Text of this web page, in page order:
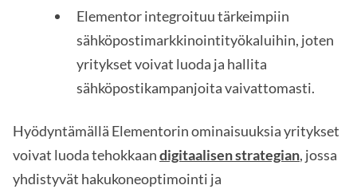
Elementor integroituu tärkeimpiin
sähköpostimarkkinointityökaluihin, joten
yritykset voivat luoda ja hallita
sähköpostikampanjoita vaivattomasti.
Hyödyntämällä Elementorin ominaisuuksia yritykset
voivat luoda tehokkaandigitaalisen strategian, jossa
yhdistyvät hakukoneoptimointi ja